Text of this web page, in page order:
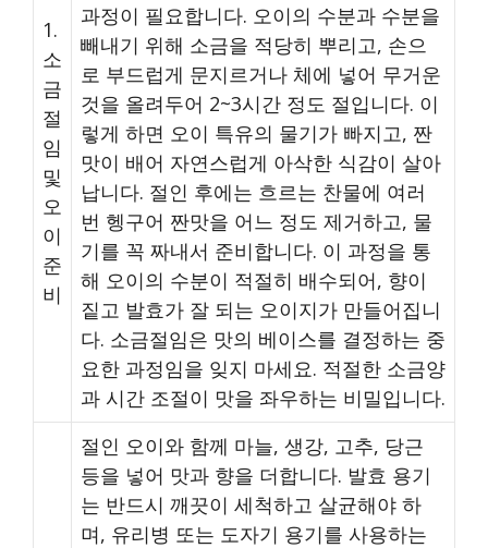
1.
소
금
절
임
및
오
이
준
비
과정이 필요합니다. 오이의 수분과 수분을
빼내기 위해 소금을 적당히 뿌리고, 손으
로 부드럽게 문지르거나 체에 넣어 무거운
것을 올려두어 2~3시간 정도 절입니다. 이
렇게 하면 오이 특유의 물기가 빠지고, 짠
맛이 배어 자연스럽게 아삭한 식감이 살아
납니다. 절인 후에는 흐르는 찬물에 여러
번 헹구어 짠맛을 어느 정도 제거하고, 물
기를 꼭 짜내서 준비합니다. 이 과정을 통
해 오이의 수분이 적절히 배수되어, 향이
짙고 발효가 잘 되는 오이지가 만들어집니
다. 소금절임은 맛의 베이스를 결정하는 중
요한 과정임을 잊지 마세요. 적절한 소금양
과 시간 조절이 맛을 좌우하는 비밀입니다.
절인 오이와 함께 마늘, 생강, 고추, 당근
등을 넣어 맛과 향을 더합니다. 발효 용기
는 반드시 깨끗이 세척하고 살균해야 하
며, 유리병 또는 도자기 용기를 사용하는